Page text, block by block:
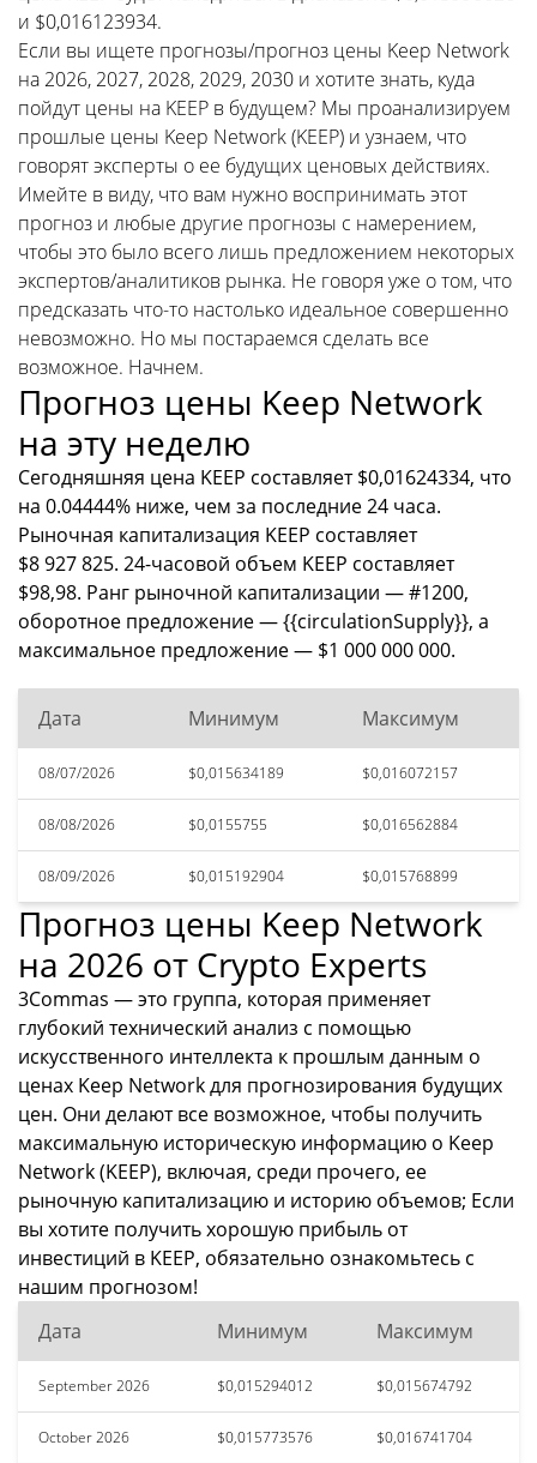
и $0,016123934.
Если вы ищете прогнозы/прогноз цены Keep Network
на 2026, 2027, 2028, 2029, 2030 и хотите знать, куда
пойдут цены на KEEP в будущем? Мы проанализируем
прошлые цены Keep Network (KEEP) и узнаем, что
говорят эксперты о ее будущих ценовых действиях.
Имейте в виду, что вам нужно воспринимать этот
прогноз и любые другие прогнозы с намерением,
чтобы это было всего лишь предложением некоторых
экспертов/аналитиков рынка. Не говоря уже о том, что
предсказать что-то настолько идеальное совершенно
невозможно. Но мы постараемся сделать все
возможное. Начнем.
Прогноз цены Keep Network
на эту неделю
Сегодняшняя цена KEEP составляет $0,01624334, что
на 0.04444% ниже, чем за последние 24 часа.
Рыночная капитализация KEEP составляет
$8 927 825. 24-часовой объем KEEP составляет
$98,98. Ранг рыночной капитализации — #1200,
оборотное предложение — {{circulationSupply}}, а
максимальное предложение — $1 000 000 000.
Дата Минимум Максимум
08/07/2026 $0,015634189 $0,016072157
08/08/2026 $0,0155755 $0,016562884
08/09/2026 $0,015192904 $0,015768899
Прогноз цены Keep Network
на 2026 от Crypto Experts
3Commas — это группа, которая применяет
глубокий технический анализ с помощью
искусственного интеллекта к прошлым данным о
ценах Keep Network для прогнозирования будущих
цен. Они делают все возможное, чтобы получить
максимальную историческую информацию о Keep
Network (KEEP), включая, среди прочего, ее
рыночную капитализацию и историю объемов; Если
вы хотите получить хорошую прибыль от
инвестиций в KEEP, обязательно ознакомьтесь с
нашим прогнозом!
Дата
Минимум Максимум
September 2026 $0,015294012 $0,015674792
October 2026 $0,015773576 $0,016741704